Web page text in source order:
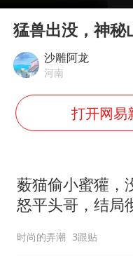
Play
猛兽出没，神秘
沙雕阿龙
河南
打开网易
薮猫偷小蜜獾，
怒平头哥，结局
时尚的弄潮 3跟贴